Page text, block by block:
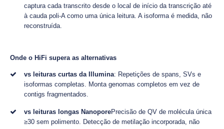
captura cada transcrito desde o local de início da transcrição até
à cauda poli-A como uma única leitura. A isoforma é medida, não
reconstruída.
Onde o HiFi supera as alternativas
vs leituras curtas da Illumina: Repetições de spans, SVs e
isoformas completas. Monta genomas completos em vez de
contigs fragmentados.
vs leituras longas NanoporePrecisão de QV de molécula única
≥30 sem polimento. Detecção de metilação incorporada, não